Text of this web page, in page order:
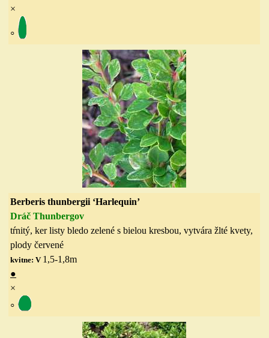
×
◦
Berberis thunbergii ‘Harlequin’
Dráč Thunbergov
tŕnitý, ker listy bledo zelené s bielou kresbou, vytvára žlté kvety,
plody červené
kvitne: V 1,5-1,8m
●
×
◦